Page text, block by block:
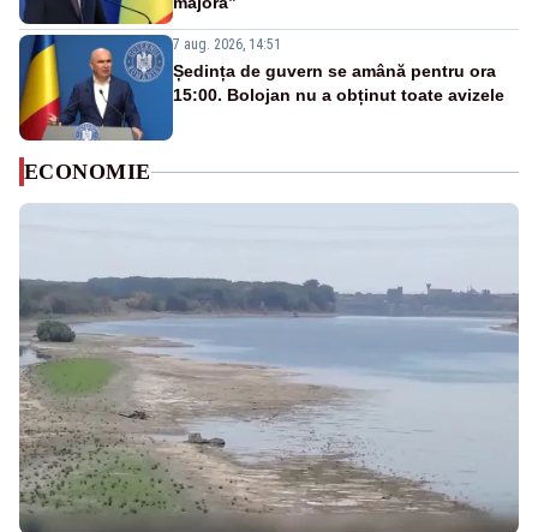
7 aug. 2026, 14:51
Ședința de guvern se amână pentru ora
15:00. Bolojan nu a obținut toate avizele
ECONOMIE